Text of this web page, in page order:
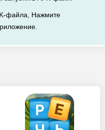
файла, Нажмите